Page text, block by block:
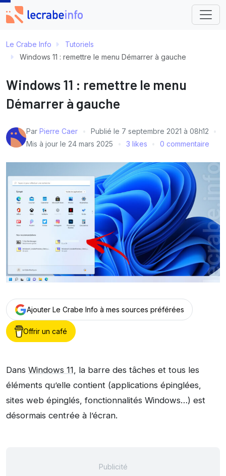
Le Crabe Info
Tutoriels
Windows 11 : remettre le menu Démarrer à gauche
Windows 11 : remettre le menu
Démarrer à gauche
Par Pierre Caer Publié le 7 septembre 2021 à 08h12
Mis à jour le 24 mars 2025 3 likes 0 commentaire
Ajouter Le Crabe Info à mes sources préférées
Offrir un café
Dans Windows 11, la barre des tâches et tous les
éléments qu’elle contient (applications épinglées,
sites web épinglés, fonctionnalités Windows…) est
désormais centrée à l’écran.